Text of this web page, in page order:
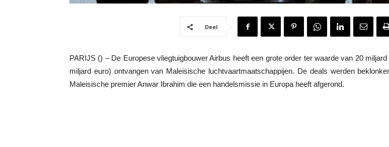
Deel
PARIJS () – De Europese vliegtuigbouwer Airbus heeft een grote order ter waarde van 20 miljard
miljard euro) ontvangen van Maleisische luchtvaartmaatschappijen. De deals werden
Maleisische premier Anwar Ibrahim die een handelsmissie in Europa heeft afgerond.